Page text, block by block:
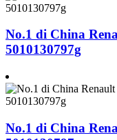
No.1 di China
5010130797g
No.1 di China